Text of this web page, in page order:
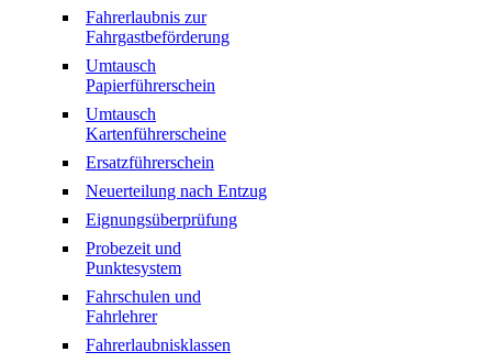
Fahrerlaubnis zur
Fahrgastbeförderung
Umtausch
Papierführerschein
Umtausch
Kartenführerscheine
Ersatzführerschein
Neuerteilung nach Entzug
Eignungsüberprüfung
Probezeit und
Punktesystem
Fahrschulen und
Fahrlehrer
Fahrerlaubnisklassen